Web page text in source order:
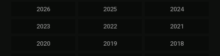
2026 2025 2024
2023 2022 2021
2020 2019 2018